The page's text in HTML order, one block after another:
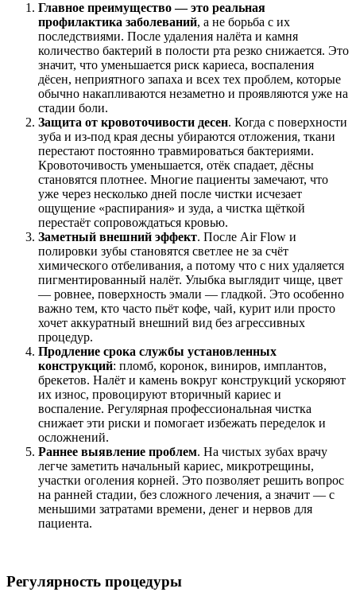
Главное преимущество — это реальная
профилактика заболеваний, а не борьба с их
последствиями. После удаления налёта и камня
количество бактерий в полости рта резко снижается. Это
значит, что уменьшается риск кариеса, воспаления
дёсен, неприятного запаха и всех тех проблем, которые
обычно накапливаются незаметно и проявляются уже на
стадии боли.
Защита от кровоточивости десен. Когда с поверхности
зуба и из-под края десны убираются отложения, ткани
перестают постоянно травмироваться бактериями.
Кровоточивость уменьшается, отёк спадает, дёсны
становятся плотнее. Многие пациенты замечают, что
уже через несколько дней после чистки исчезает
ощущение «распирания» и зуда, а чистка щёткой
перестаёт сопровождаться кровью.
Заметный внешний эффект. После Air Flow и
полировки зубы становятся светлее не за счёт
химического отбеливания, а потому что с них удаляется
пигментированный налёт. Улыбка выглядит чище, цвет
— ровнее, поверхность эмали — гладкой. Это особенно
важно тем, кто часто пьёт кофе, чай, курит или просто
хочет аккуратный внешний вид без агрессивных
процедур.
Продление срока службы установленных
конструкций: пломб, коронок, виниров, имплантов,
брекетов. Налёт и камень вокруг конструкций ускоряют
их износ, провоцируют вторичный кариес и
воспаление. Регулярная профессиональная чистка
снижает эти риски и помогает избежать переделок и
осложнений.
Раннее выявление проблем. На чистых зубах врачу
легче заметить начальный кариес, микротрещины,
участки оголения корней. Это позволяет решить вопрос
на ранней стадии, без сложного лечения, а значит — с
меньшими затратами времени, денег и нервов для
пациента.
Регулярность процедуры